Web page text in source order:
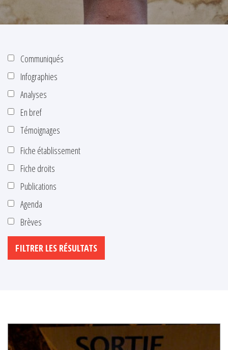
Communiqués
Infographies
Analyses
En bref
Témoignages
Fiche établissement
Fiche droits
Publications
Agenda
Brèves